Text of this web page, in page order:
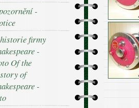
-
firmy
-
Of the
of
-